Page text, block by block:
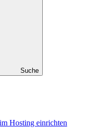
Suche
Hosting einrichten